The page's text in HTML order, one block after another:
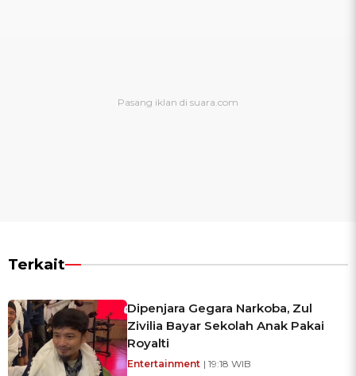
Terkait
Dipenjara Gegara Narkoba, Zul
Zivilia Bayar Sekolah Anak Pakai
Royalti
Entertainment | 19:18 WIB